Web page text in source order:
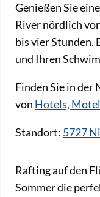
Genießen Sie
River nördlich
bis vier Stunden.
und Ihren
Finden Sie in der
von Hotels,
Standort: 5727
Rafting auf den
Sommer die